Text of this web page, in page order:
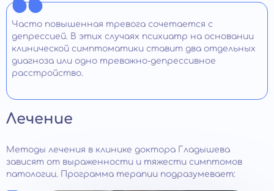
Часто повышенная тревога сочетается с
депрессией. В этих случаях психиатр на основании
клинической симптоматики ставит два отдельных
диагноза или одно тревожно-депрессивное
расстройство.
Лечение
Методы лечения в клинике доктора Гладышева
зависят от выраженности и тяжести симптомов
патологии. Программа терапии подразумевает: